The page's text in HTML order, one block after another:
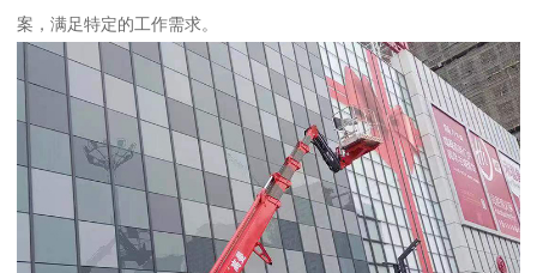
案，满足特定的工作需求。